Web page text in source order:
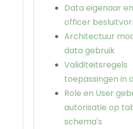
Data eigenaar
officer
Architectuur
data gebruik
Validiteitsregels
toepassingen in
Role en User
autorisatie op
schema's